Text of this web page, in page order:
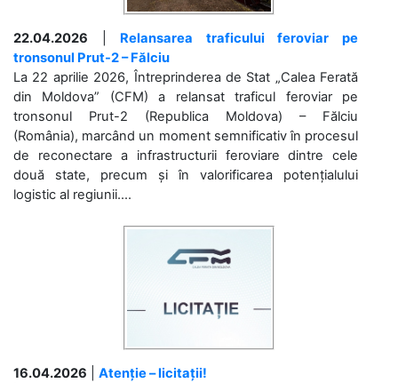
22.04.2026
Relansarea traficului feroviar pe
tronsonul Prut-2 – Fălciu
La 22 aprilie 2026, Întreprinderea de Stat „Calea Ferată
din Moldova” (CFM) a relansat traficul feroviar pe
tronsonul Prut-2 (Republica Moldova) – Fălciu
(România), marcând un moment semnificativ în procesul
de reconectare a infrastructurii feroviare dintre cele
două state, precum și în valorificarea potențialului
logistic al regiunii....
16.04.2026
Atenție – licitații!